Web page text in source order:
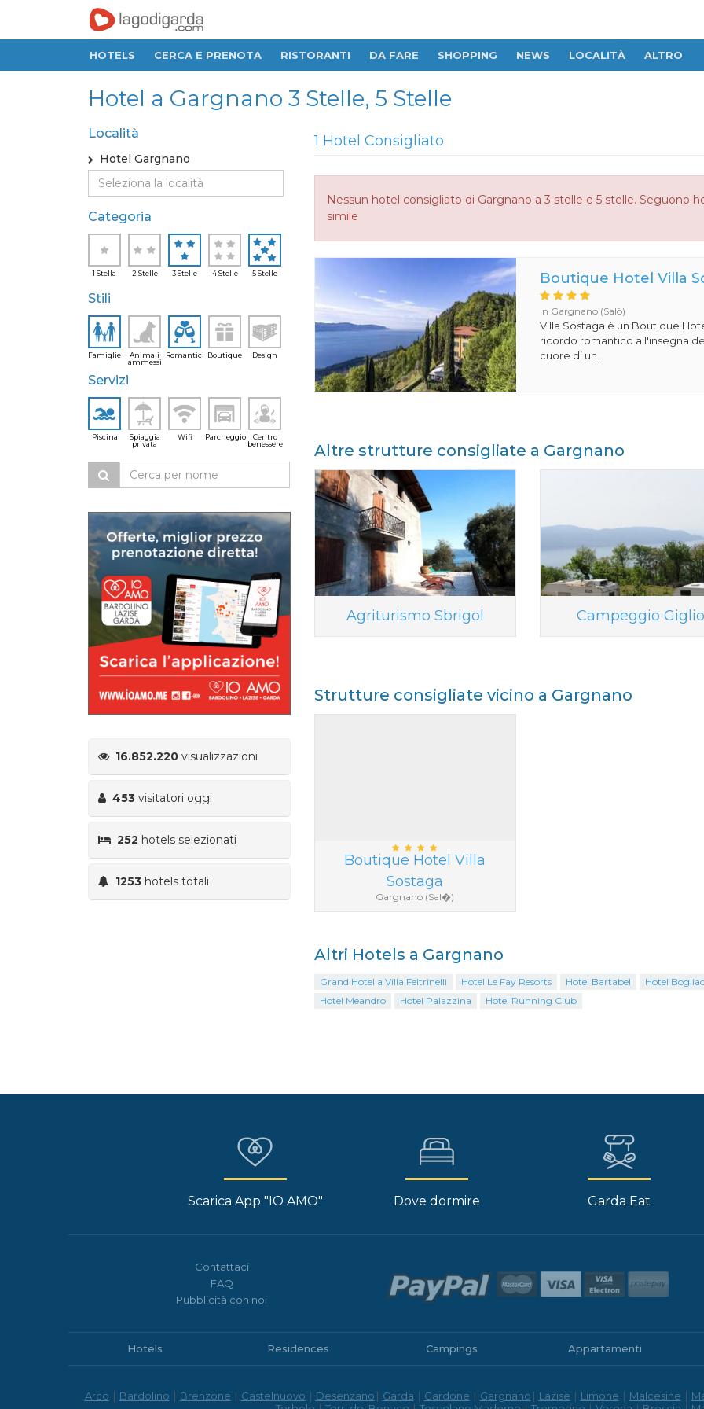
HOTELS CERCA E PRENOTA RISTORANTI DA FARE SHOPPING NEWS LOCALITÀ ALTRO
Hotel a Gargnano 3 Stelle, 5 Stelle
Località
Hotel Gargnano
Categoria
1 Stella 2 Stelle 3 Stelle 4 Stelle 5 Stelle
Stili
Famiglie
Animali
ammessi
Romantici Boutique Design
Servizi
Piscina
Spiaggia
privata
Wifi Parcheggio
Centro
benessere
16.852.220 visualizzazioni
453 visitatori oggi
252 hotels selezionati
1253 hotels totali
1 Hotel Consigliato
Nessun hotel consigliato di Gargnano a 3 stelle e 5 stelle. Seguono
simile
Boutique Hotel Villa
in Gargnano (Salò)
Villa Sostaga è un Boutique
ricordo romantico all'insegna
cuore di un...
Altre strutture consigliate a Gargnano
Agriturismo Sbrigol Campeggio Giglio
Strutture consigliate vicino a Gargnano
Boutique Hotel Villa
Sostaga
Gargnano (Sal�)
Altri Hotels a Gargnano
Grand Hotel a Villa Feltrinelli Hotel Le Fay Resorts Hotel Bartabel Hotel
Hotel Meandro
Hotel Palazzina Hotel Running Club
Scarica App "IO AMO" Dove dormire Garda Eat
Contattaci
FAQ
Pubblicità con noi
Hotels Residences Campings Appartamenti
Arco | Bardolino | Brenzone | Castelnuovo | Desenzano | Garda | Gardone | Gargnano | Lazise | Limone | Malcesine |